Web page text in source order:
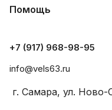
Помощь
+7 (917) 968-98-95
info@vels63.ru
г. Самара, ул.